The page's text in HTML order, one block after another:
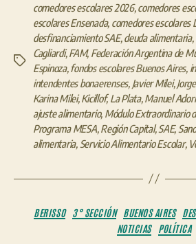
Etiquetas
comedores escolares 2026,comedores
escolares Ensenada, comedores escolares
desfinanciamiento SAE,deuda alimentaria,
Cagliardi,FAM, Federación Argentina de
Espinoza,fondos escolares Buenos Aires,
intendentes bonaerenses, Javier Milei,
Karina Milei,Kicillof,La Plata,Manuel
ajuste alimentario, Módulo Extraordinario
Programa MESA,Región Capital,SAE,
alimentaria, Servicio Alimentario Escolar,
BERISSO 3° SECCIÓN BUENOS AIRES
NOTICIAS
POLÍTICA